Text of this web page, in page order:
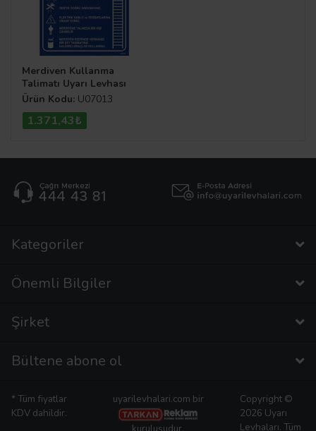
Merdiven Kullanma
Talimatı Uyarı Levhası
Ürün Kodu: U07013
1.371,43₺
Kategoriler
Önemli Bilgiler
Şirket
Bültene abone ol
* Tüm fiyatlar
KDV dahildir.
uyarilevhalari.com bir
Copyright ©
2026 Uyarı
Levhaları. Tüm